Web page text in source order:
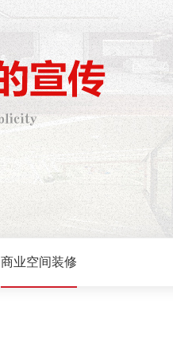
商业空间装修